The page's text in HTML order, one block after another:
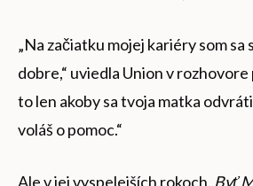
„Na začiatku mojej kariéry som sa
dobre,“ uviedla Union v rozhovore
to len akoby sa tvoja matka
voláš o pomoc.“
Ale v jej vyspelejších rokoch, Byť